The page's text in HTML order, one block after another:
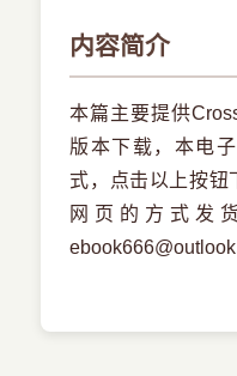
内容简介
本篇主要提供
版本下载，本电
式，点击以上按钮
网页的方式发